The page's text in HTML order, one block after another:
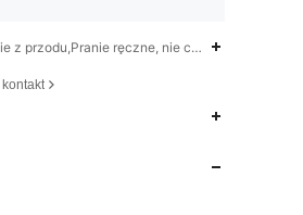
z przodu,Pranie ręczne, nie czyścić